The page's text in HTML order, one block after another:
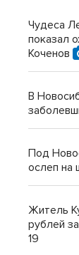
Чудеса
показал
Коченов
В
Под
ослеп на
Житель
рублей
19